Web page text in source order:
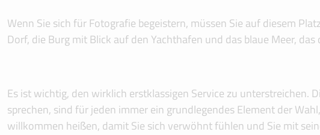
Wenn Sie sich für Fotografie begeistern, müssen Sie auf diesem
Dorf, die Burg mit Blick auf den Yachthafen und das blaue Meer,
Es ist wichtig, den wirklich erstklassigen Service zu
sprechen, sind für jeden immer ein grundlegendes Element der
willkommen heißen, damit Sie sich verwöhnt fühlen und Sie mit